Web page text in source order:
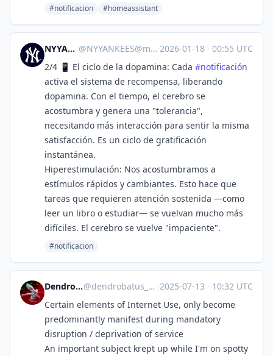
#notificacion #homeassistant
NYYANKEES @NYYANKEES@mstdn.social ·2026-01-18 · 00:55 UTC
2/4 📱 El ciclo de la dopamina: Cada #notificación
activa el sistema de recompensa, liberando
dopamina. Con el tiempo, el cerebro se
acostumbra y genera una "tolerancia",
necesitando más interacción para sentir la misma
satisfacción. Es un ciclo de gratificación
instantánea.
Hiperestimulación: Nos acostumbramos a
estímulos rápidos y cambiantes. Esto hace que
tareas que requieren atención sostenida —como
leer un libro o estudiar— se vuelvan mucho más
difíciles. El cerebro se vuelve "impaciente".
#notificacion
Dendrobatus Azureus@dendrobatus_azureus@polymaths.social ·2025-07-13 · 10:32 UTC
Certain elements of Internet Use, only become
predominantly manifest during mandatory
disruption / deprivation of service
An important subject krept up while I'm on spotty